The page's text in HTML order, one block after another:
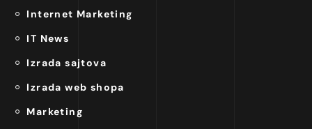
Internet Marketing
IT News
Izrada sajtova
Izrada web shopa
Marketing